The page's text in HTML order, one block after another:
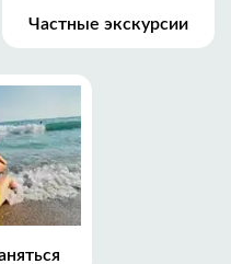
Частные экскурсии